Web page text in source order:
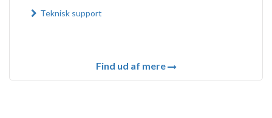
Teknisk support
Find ud af mere